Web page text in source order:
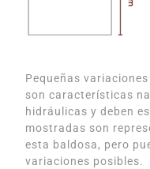
Pequeñas
son características
hidráulicas y deben
mostradas son
esta baldosa, pero
variaciones posibles.